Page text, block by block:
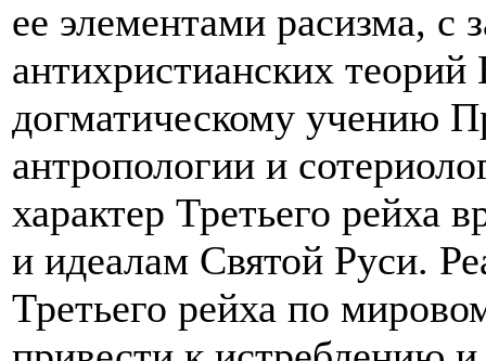
ее элементами расизма, с
антихристианских
догматическому учению
антропологии и
характер Третьего рейха
и идеалам Святой Руси.
Третьего рейха по